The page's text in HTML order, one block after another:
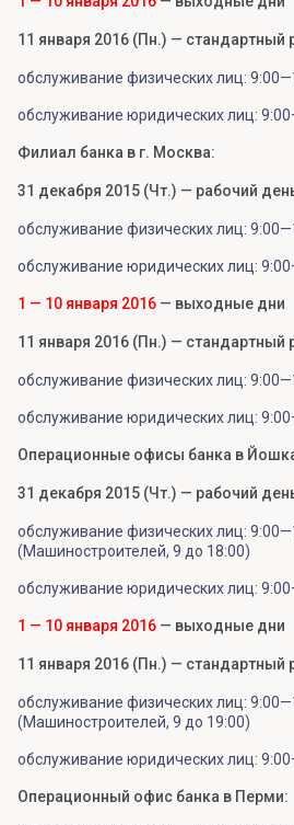
11 января 2016 (Пн.) — стандартный
обслуживание физических лиц:
обслуживание юридических лиц:
Филиал банка в г. Москва:
31 декабря 2015 (Чт.) — рабочий
обслуживание физических лиц:
обслуживание юридических лиц:
1 — 10 января 2016 — выходные дни
11 января 2016 (Пн.) — стандартный
обслуживание физических лиц:
обслуживание юридических лиц:
Операционные офисы банка в
31 декабря 2015 (Чт.) — рабочий
обслуживание физических лиц:
(Машиностроителей, 9 до 18:00)
обслуживание юридических лиц:
1 — 10 января 2016 — выходные дни
11 января 2016 (Пн.) — стандартный
обслуживание физических лиц:
(Машиностроителей, 9 до 19:00)
обслуживание юридических лиц:
Операционный офис банка в Перми: